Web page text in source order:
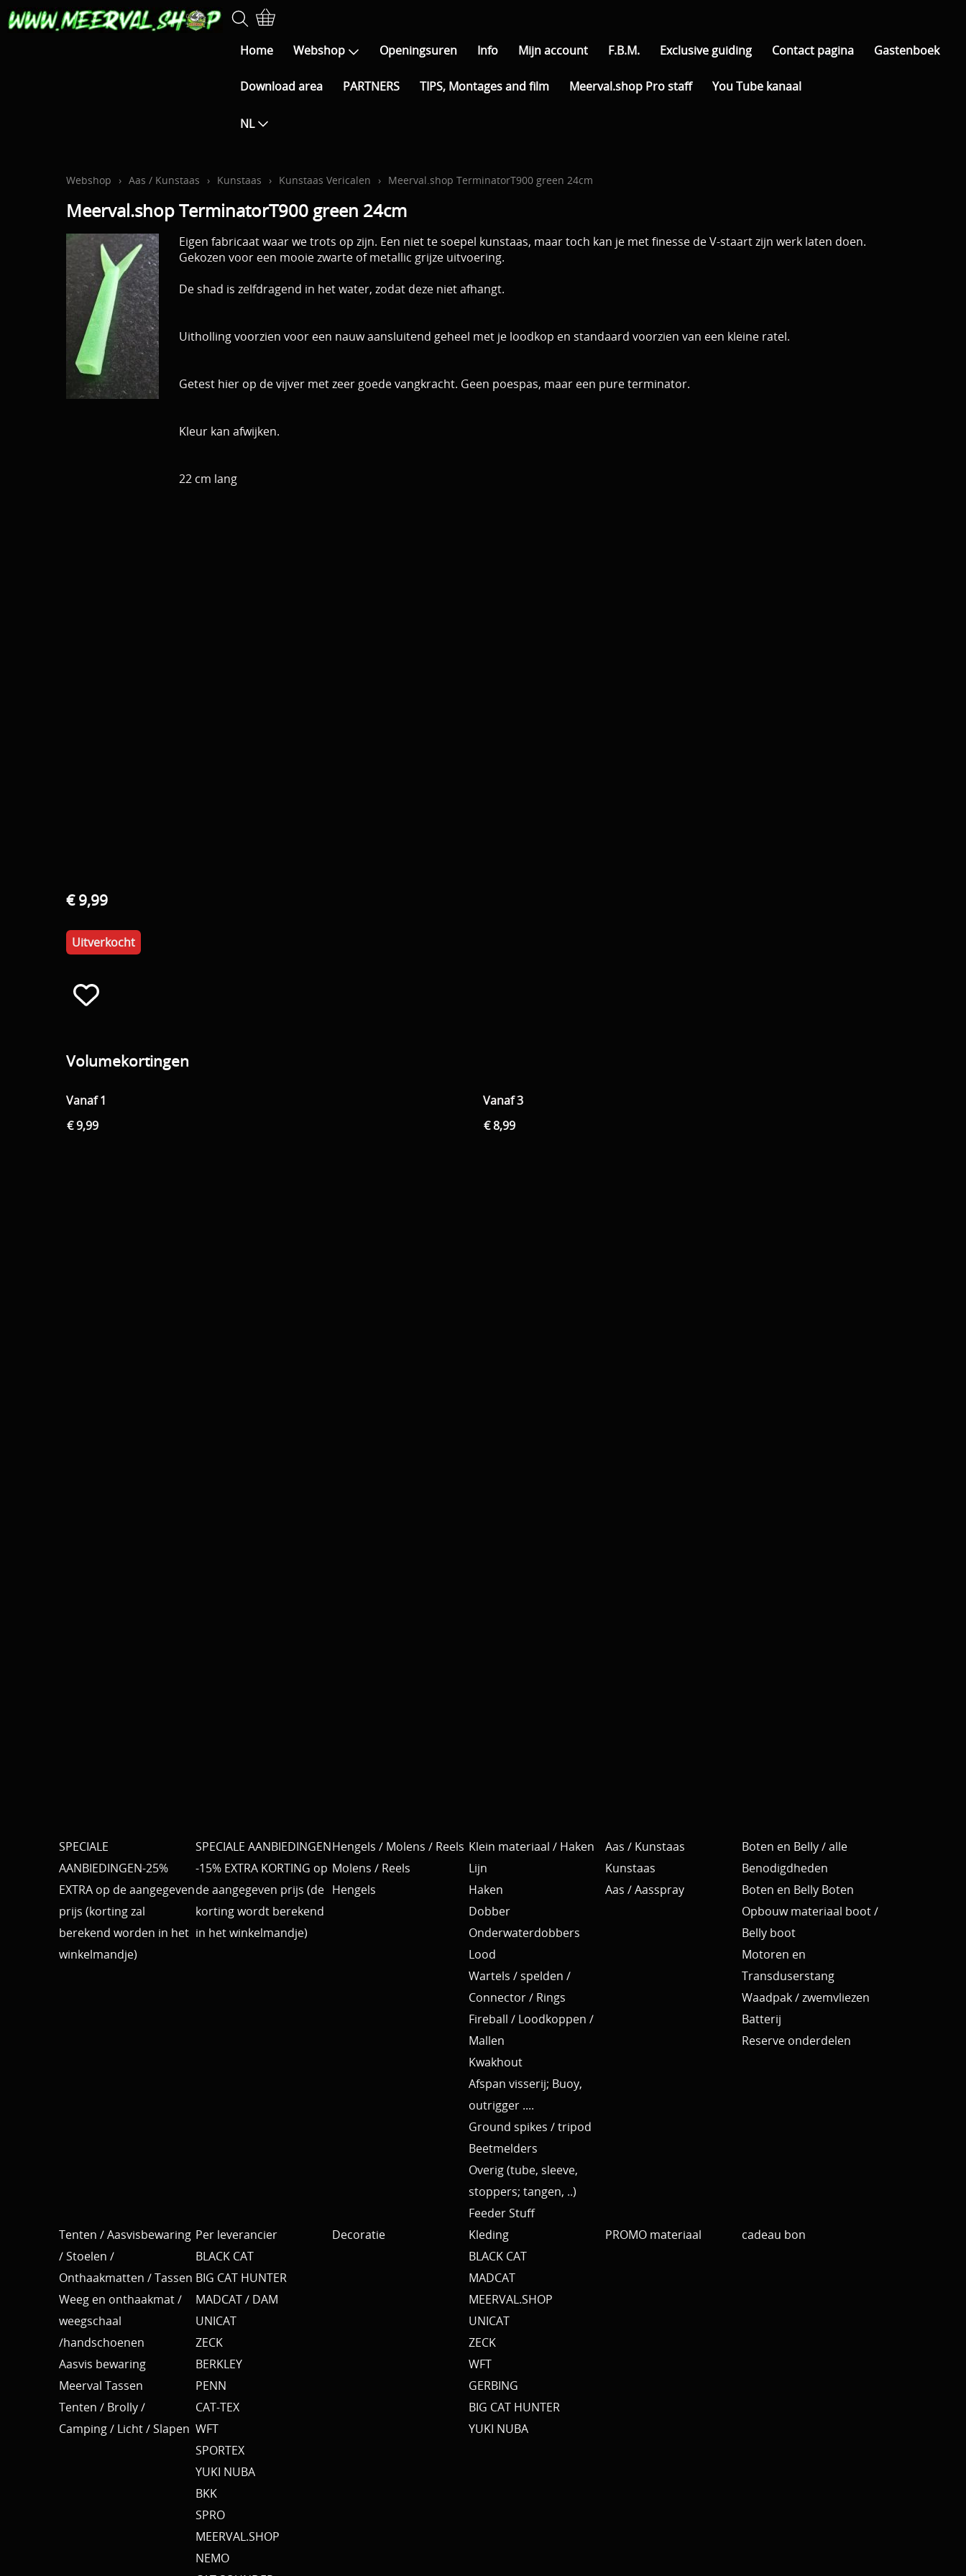
Home Webshop Openingsuren Info Mijn account F.B.M. Exclusive guiding Contact pagina Gastenboek
Download area PARTNERS TIPS, Montages and film Meerval.shop Pro staff You Tube kanaal
NL
Webshop › Aas / Kunstaas › Kunstaas › Kunstaas Vericalen › Meerval.shop TerminatorT900 green 24cm
Meerval.shop TerminatorT900 green 24cm
Eigen fabricaat waar we trots op zijn. Een niet te soepel kunstaas, maar toch kan je met finesse de V-staart zijn werk laten doen.
Gekozen voor een mooie zwarte of metallic grijze uitvoering.
De shad is zelfdragend in het water, zodat deze niet afhangt.
Uitholling voorzien voor een nauw aansluitend geheel met je loodkop en standaard voorzien van een kleine ratel.
Getest hier op de vijver met zeer goede vangkracht. Geen poespas, maar een pure terminator.
Kleur kan afwijken.
22 cm lang
€ 9,99
Uitverkocht
Volumekortingen
Vanaf 1
Vanaf 3
€ 9,99
€ 8,99
SPECIALE
AANBIEDINGEN-25%
EXTRA op de aangegeven
prijs (korting zal
berekend worden in het
winkelmandje)
SPECIALE AANBIEDINGEN
-15% EXTRA KORTING op
de aangegeven prijs (de
korting wordt berekend
in het winkelmandje)
Hengels / Molens / Reels
Molens / Reels
Hengels
Klein materiaal / Haken
Lijn
Haken
Dobber
Onderwaterdobbers
Lood
Wartels / spelden /
Connector / Rings
Fireball / Loodkoppen /
Mallen
Kwakhout
Afspan visserij; Buoy,
outrigger ....
Ground spikes / tripod
Beetmelders
Overig (tube, sleeve,
stoppers; tangen, ..)
Feeder Stuff
Aas / Kunstaas
Kunstaas
Aas / Aasspray
Boten en Belly / alle
Benodigdheden
Boten en Belly Boten
Opbouw materiaal boot /
Belly boot
Motoren en
Transduserstang
Waadpak / zwemvliezen
Batterij
Reserve onderdelen
Tenten / Aasvisbewaring
/ Stoelen /
Onthaakmatten / Tassen
Weeg en onthaakmat /
weegschaal
/handschoenen
Aasvis bewaring
Meerval Tassen
Tenten / Brolly /
Camping / Licht / Slapen
Per leverancier
BLACK CAT
BIG CAT HUNTER
MADCAT / DAM
UNICAT
ZECK
BERKLEY
PENN
CAT-TEX
WFT
SPORTEX
YUKI NUBA
BKK
SPRO
MEERVAL.SHOP
NEMO
Decoratie
Kleding
BLACK CAT
MADCAT
MEERVAL.SHOP
UNICAT
ZECK
WFT
GERBING
BIG CAT HUNTER
YUKI NUBA
PROMO materiaal cadeau bon